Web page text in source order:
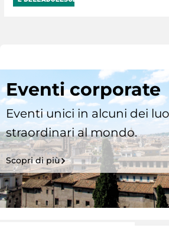
Eventi corporate
Eventi unici in alcuni dei
straordinari al mondo.
Scopri di più